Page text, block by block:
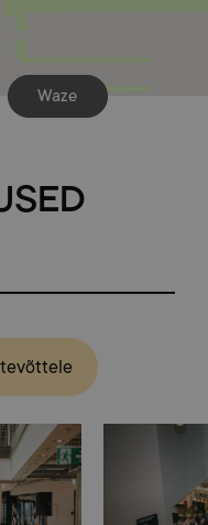
Waze